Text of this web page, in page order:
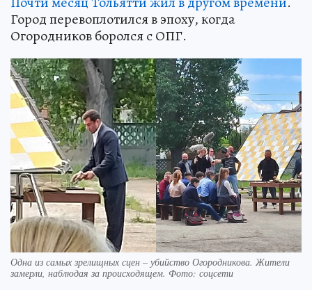
Город перевоплотился в эпоху, когда
Огородников боролся с ОПГ.
Одна из самых зрелищных сцен – убийство Огородникова. Жители
замерли, наблюдая за происходящем. Фото: соцсети